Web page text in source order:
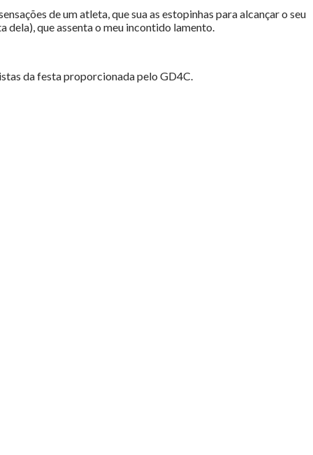
de um atleta, que sua as estopinhas para alcançar o seu
dela), que assenta o meu incontido lamento.
da festa proporcionada pelo GD4C.